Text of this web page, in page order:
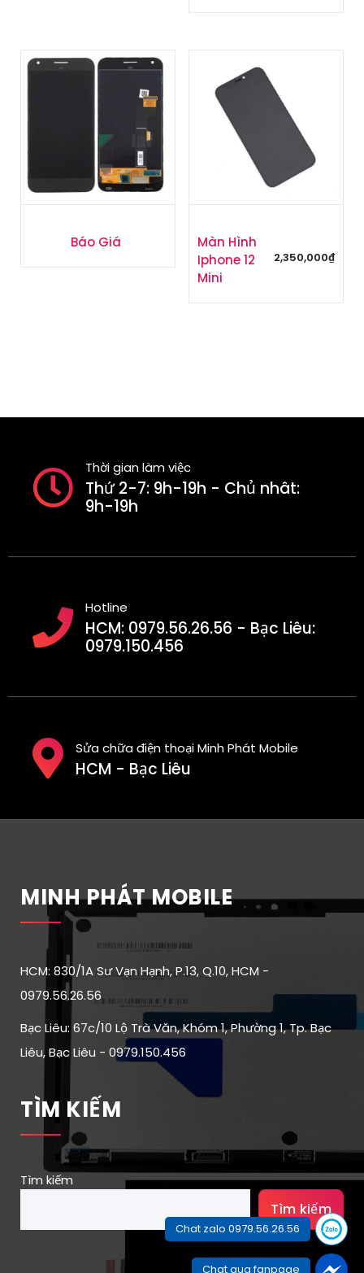
Báo Giá
Màn Hình
Iphone 12
Mini
2,350,000₫
Thời gian làm việc
Thứ 2-7: 9h-19h - Chủ nhât:
9h-19h
Hotline
HCM: 0979.56.26.56 - Bạc Liêu:
0979.150.456
Sửa chữa điện thoại Minh Phát Mobile
HCM - Bạc Liêu
MINH PHÁT MOBILE
HCM: 830/1A Sư Vạn Hạnh, P.13, Q.10, HCM -
0979.56.26.56
Bạc Liêu: 67c/10 Lộ Trà Văn, Khóm 1, Phường 1, Tp. Bạc
Liêu, Bạc Liêu - 0979.150.456
TÌM KIẾM
Tìm kiếm
Tìm kiếm
Chat zalo 0979.56.26.56
Chat qua fanpage